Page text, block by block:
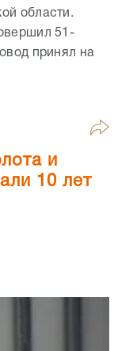
области.
51-
принял на
и
10 лет